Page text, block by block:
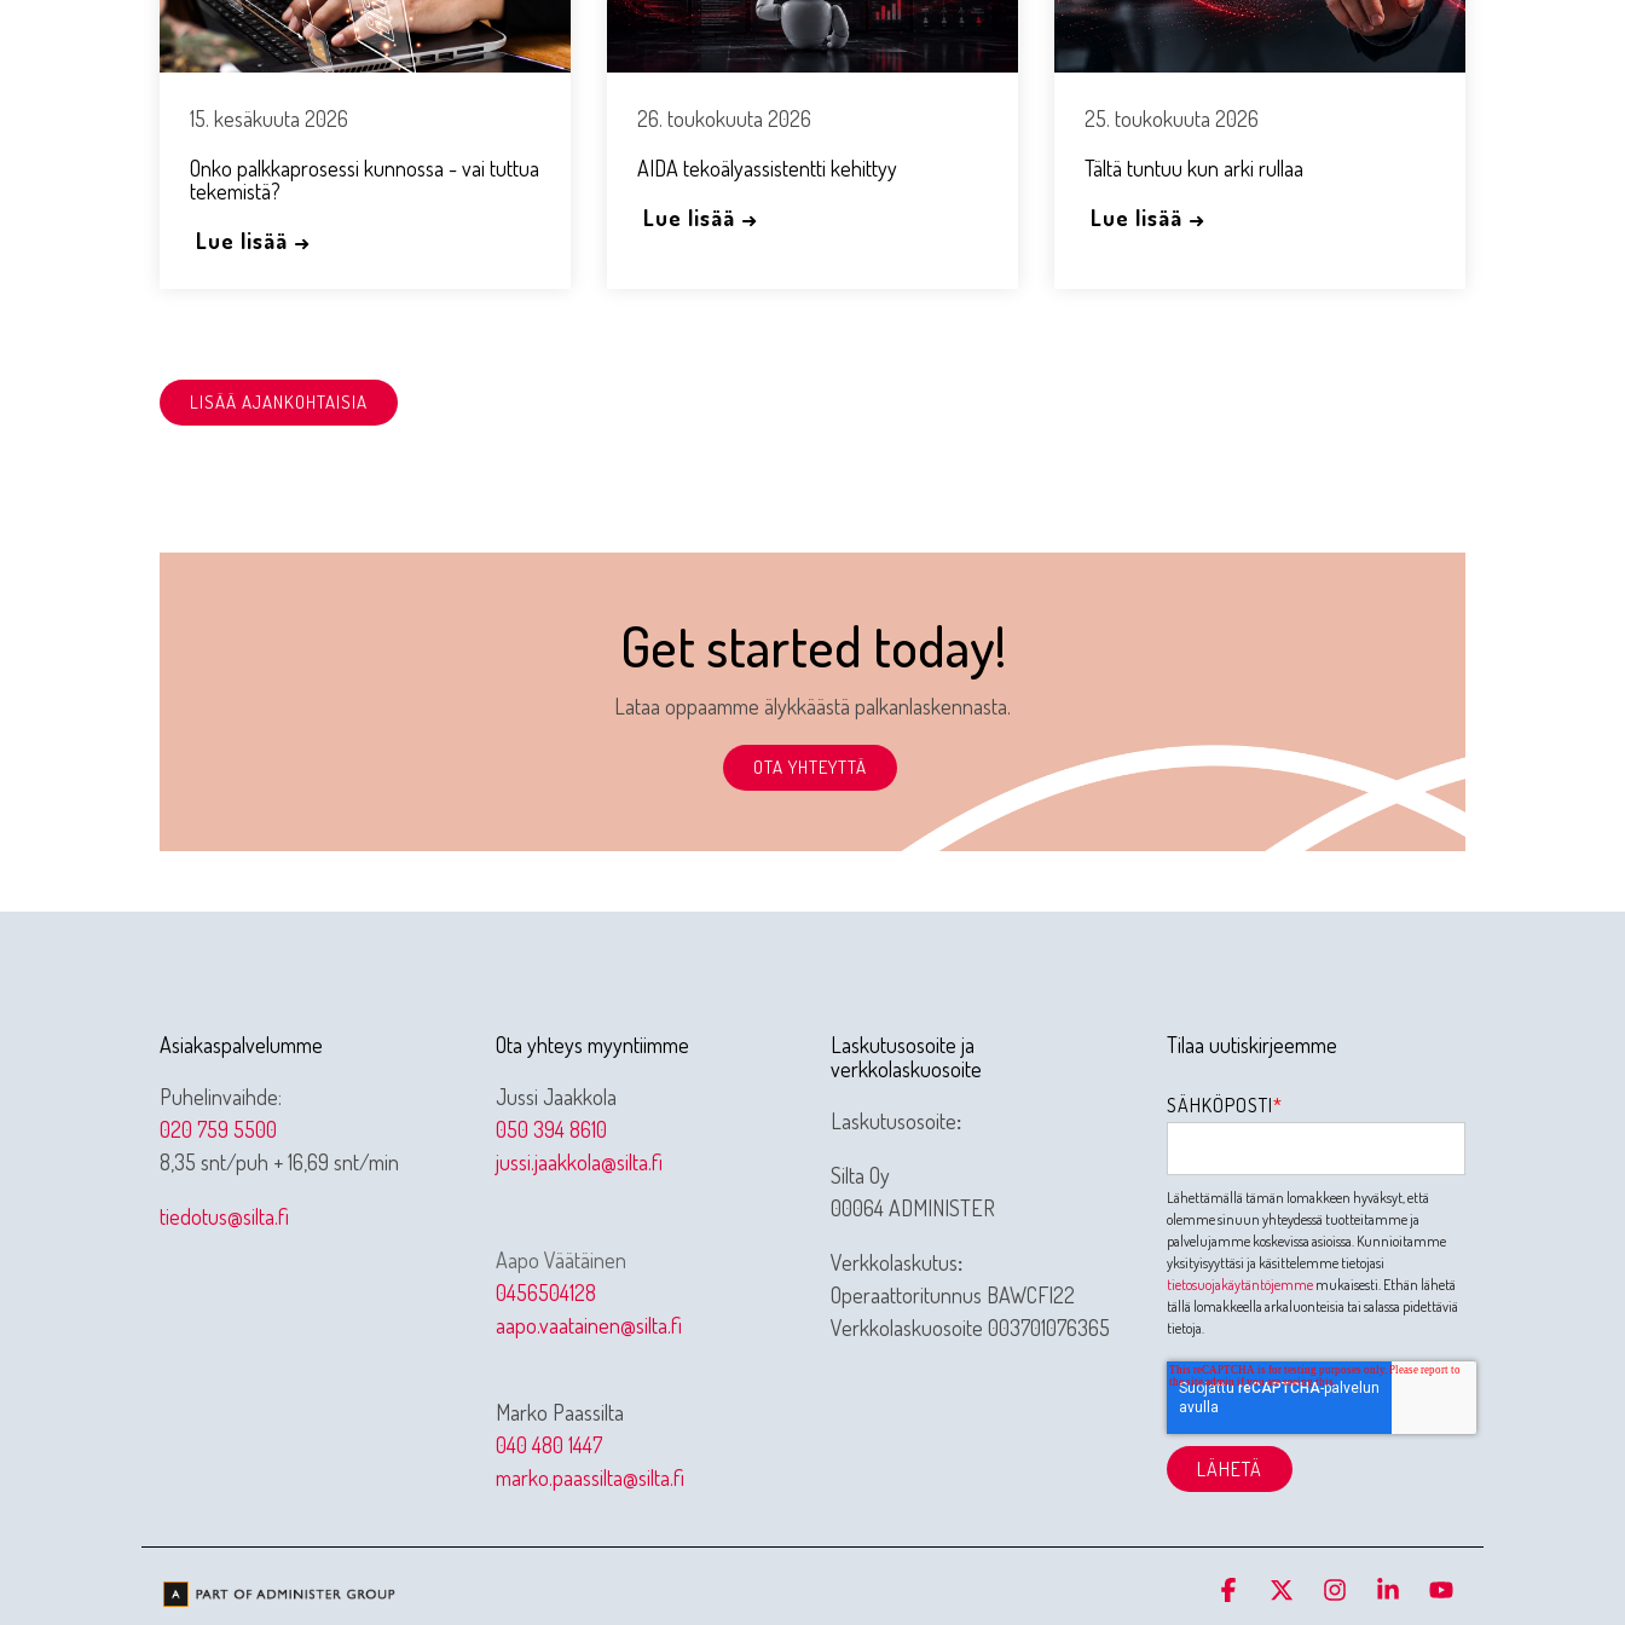
15. kesäkuuta 2026
Onko palkkaprosessi kunnossa - vai tuttua
tekemistä?
Lue lisää →
26. toukokuuta 2026
AIDA tekoälyassistentti kehittyy
Lue lisää →
25. toukokuuta 2026
Tältä tuntuu kun arki rullaa
Lue lisää →
LISÄÄ AJANKOHTAISIA
Get started today!
Lataa oppaamme älykkäästä palkanlaskennasta.
OTA YHTEYTTÄ
Asiakaspalvelumme
Puhelinvaihde:
020 759 5500
8,35 snt/puh + 16,69 snt/min
tiedotus@silta.fi
Ota yhteys myyntiimme
Jussi Jaakkola
050 394 8610
jussi.jaakkola@silta.fi
Aapo Väätäinen
0456504128
aapo.vaatainen@silta.fi
Marko Paassilta
040 480 1447
marko.paassilta@silta.fi
Laskutusosoite ja
verkkolaskuosoite
Laskutusosoite:
Silta Oy
00064 ADMINISTER
Verkkolaskutus:
Operaattoritunnus BAWCFI22
Verkkolaskuosoite 003701076365
Tilaa uutiskirjeemme
SÄHKÖPOSTI*
Lähettämällä tämän lomakkeen hyväksyt, että
olemme sinuun yhteydessä tuotteitamme ja
palvelujamme koskevissa asioissa. Kunnioitamme
yksityisyyttäsi ja käsittelemme tietojasi
tietosuojakäytäntöjemmemukaisesti. Ethän lähetä
tällä lomakkeella arkaluonteisia tai salassa pidettäviä
tietoja.
Facebook InstagramLinkedin